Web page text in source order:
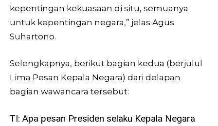
kepentingan kekuasaan di situ, semuanya
untuk kepentingan negara,” jelas Agus
Suhartono.
Selengkapnya, berikut bagian kedua (berjulul
Lima Pesan Kepala Negara) dari delapan
bagian wawancara tersebut:
TI: Apa pesan Presiden selaku Kepala Negara